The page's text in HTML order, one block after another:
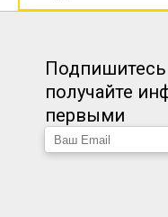
Подпишитесь
получайте
первыми